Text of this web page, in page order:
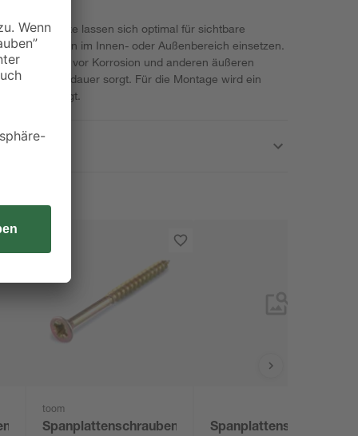
Eigenmarke lassen sich optimal für sichtbare
im Innen- oder Außenbereich einsetzen.
Schrauben vor Korrosion und anderen äußeren
Lebensdauer sorgt. Für die Montage wird ein
benötigt.
toom
Spanplattenschrauben
Spanplattenschrauben